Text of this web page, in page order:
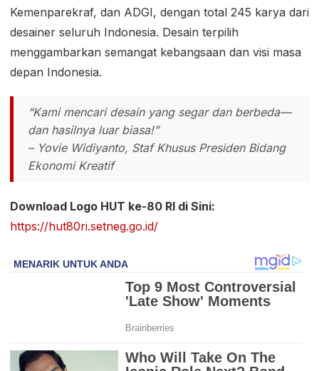
Kemenparekraf, dan ADGI, dengan total 245 karya dari
desainer seluruh Indonesia. Desain terpilih
menggambarkan semangat kebangsaan dan visi masa
depan Indonesia.
“Kami mencari desain yang segar dan berbeda—
dan hasilnya luar biasa!”
– Yovie Widiyanto, Staf Khusus Presiden Bidang
Ekonomi Kreatif
Download Logo HUT ke-80 RI di Sini:
https://hut80ri.setneg.go.id/